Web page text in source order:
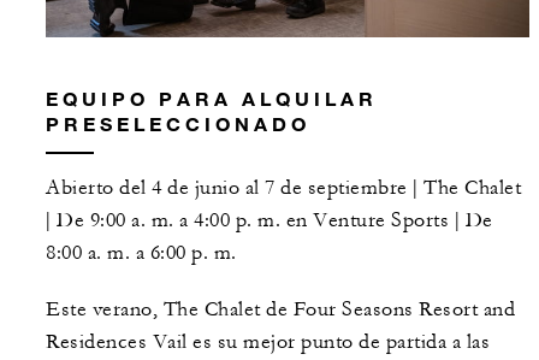
EQUIPO PARA ALQUILAR
PRESELECCIONADO
Abierto del 4 de junio al 7 de septiembre | The Chalet
| De 9:00 a. m. a 4:00 p. m. en Venture Sports | De
8:00 a. m. a 6:00 p. m.
Este verano, The Chalet de Four Seasons Resort and
Residences Vail es su mejor punto de partida a las